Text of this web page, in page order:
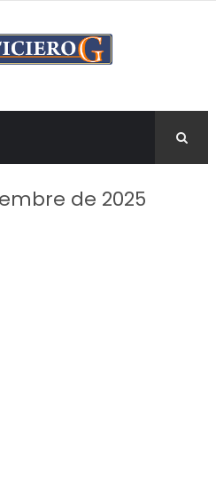
de 2025